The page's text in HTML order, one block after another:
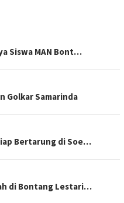
Siswa MAN Bont…
Golkar Samarinda
Bertarung di Soe…
di Bontang Lestari…